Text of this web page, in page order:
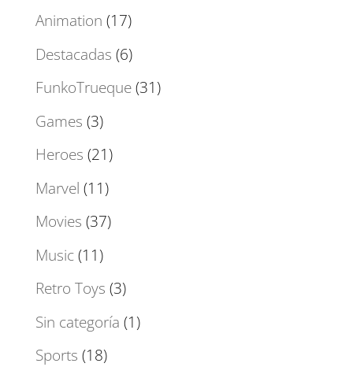
Animation (17)
Destacadas (6)
FunkoTrueque(31)
Games (3)
Heroes (21)
Marvel (11)
Movies (37)
Music(11)
Retro Toys (3)
Sin categoría (1)
Sports (18)